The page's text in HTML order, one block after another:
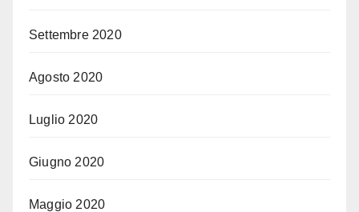
Settembre 2020
Agosto 2020
Luglio 2020
Giugno 2020
Maggio 2020